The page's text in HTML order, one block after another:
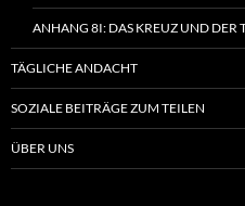
ANHANG 8I: DAS KREUZ UND DER
TÄGLICHE ANDACHT
SOZIALE BEITRÄGE ZUM TEILEN
ÜBER UNS